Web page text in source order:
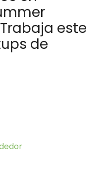
este
de